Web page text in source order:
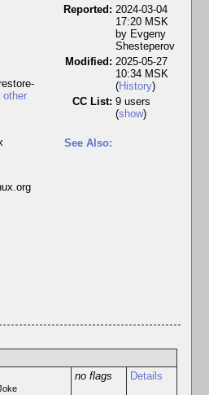
other
Reported: 2024-03-04
17:20 MSK
by Evgeny
Shesteperov
Modified: 2025-05-27
10:34 MSK
(History)
CC List: 9 users
(show)
See Also:
no flags Details